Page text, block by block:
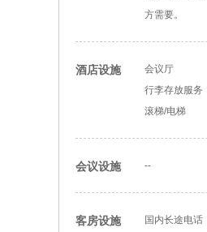
方需要。
酒店设施 会议厅
行李存放服务
滚梯/电梯
会议设施 --
客房设施 国内长途电话